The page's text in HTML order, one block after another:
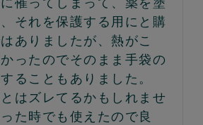
それを保護する用にと購
ありましたが、熱がこ
ったのでそのまま手袋の
ることもありました。
はズレてるかもしれませ
た時でも使えたので良